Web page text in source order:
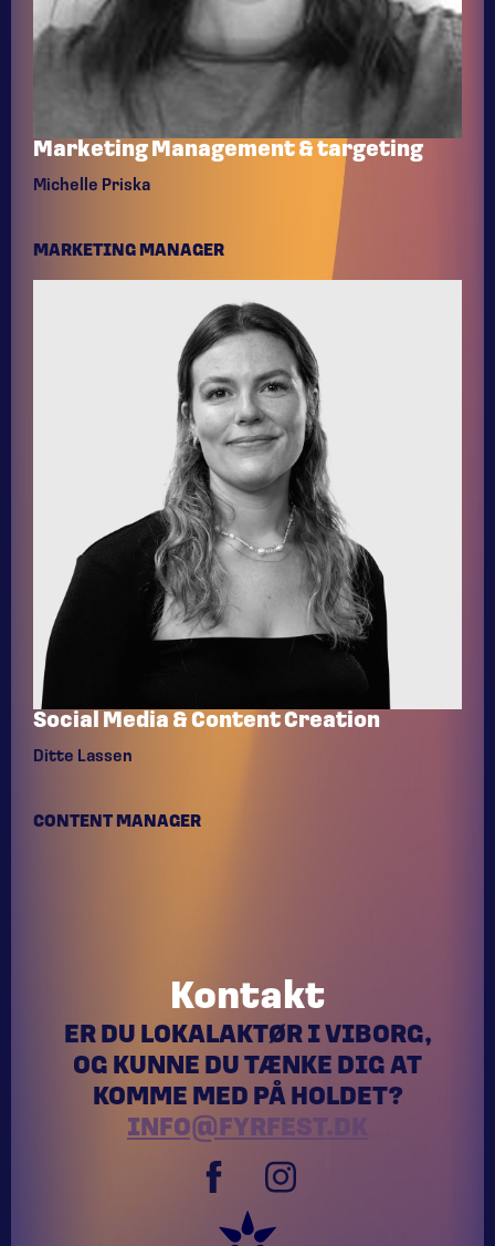
Marketing Management & targeting
Michelle Priska
MARKETING MANAGER
Social Media & Content Creation
Ditte Lassen
CONTENT MANAGER
Kontakt
ER DU LOKALAKTØR I VIBORG,
OG KUNNE DU TÆNKE DIG AT
KOMME MED PÅ HOLDET?
INFO@FYRFEST.DK